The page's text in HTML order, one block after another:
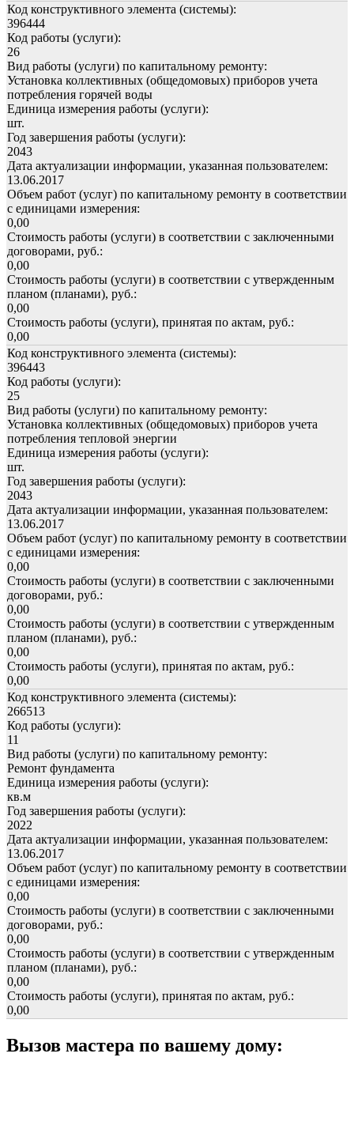
Код конструктивного элемента (системы):
396444
Код работы (услуги):
26
Вид работы (услуги) по капитальному ремонту:
Установка коллективных (общедомовых) приборов учета
потребления горячей воды
Единица измерения работы (услуги):
шт.
Год завершения работы (услуги):
2043
Дата актуализации информации, указанная пользователем:
13.06.2017
Объем работ (услуг) по капитальному ремонту в соответствии
с единицами измерения:
0,00
Стоимость работы (услуги) в соответствии с заключенными
договорами, руб.:
0,00
Стоимость работы (услуги) в соответствии с утвержденным
планом (планами), руб.:
0,00
Стоимость работы (услуги), принятая по актам, руб.:
0,00
Код конструктивного элемента (системы):
396443
Код работы (услуги):
25
Вид работы (услуги) по капитальному ремонту:
Установка коллективных (общедомовых) приборов учета
потребления тепловой энергии
Единица измерения работы (услуги):
шт.
Год завершения работы (услуги):
2043
Дата актуализации информации, указанная пользователем:
13.06.2017
Объем работ (услуг) по капитальному ремонту в соответствии
с единицами измерения:
0,00
Стоимость работы (услуги) в соответствии с заключенными
договорами, руб.:
0,00
Стоимость работы (услуги) в соответствии с утвержденным
планом (планами), руб.:
0,00
Стоимость работы (услуги), принятая по актам, руб.:
0,00
Код конструктивного элемента (системы):
266513
Код работы (услуги):
11
Вид работы (услуги) по капитальному ремонту:
Ремонт фундамента
Единица измерения работы (услуги):
кв.м
Год завершения работы (услуги):
2022
Дата актуализации информации, указанная пользователем:
13.06.2017
Объем работ (услуг) по капитальному ремонту в соответствии
с единицами измерения:
0,00
Стоимость работы (услуги) в соответствии с заключенными
договорами, руб.:
0,00
Стоимость работы (услуги) в соответствии с утвержденным
планом (планами), руб.:
0,00
Стоимость работы (услуги), принятая по актам, руб.:
0,00
Вызов мастера по вашему дому: